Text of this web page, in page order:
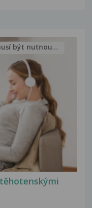
těhotenskými
být nutnou...